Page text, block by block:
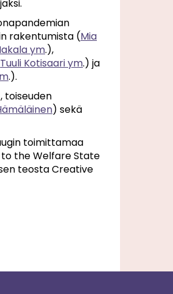
rakentumista (Mia
ym.),
Tuuli Kotisaari ym.) ja
.).
toiseuden
) sekä
toimittamaa
the Welfare State
teosta Creative